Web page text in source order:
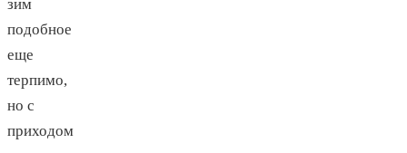
зим
подобное
еще
терпимо,
но с
приходом